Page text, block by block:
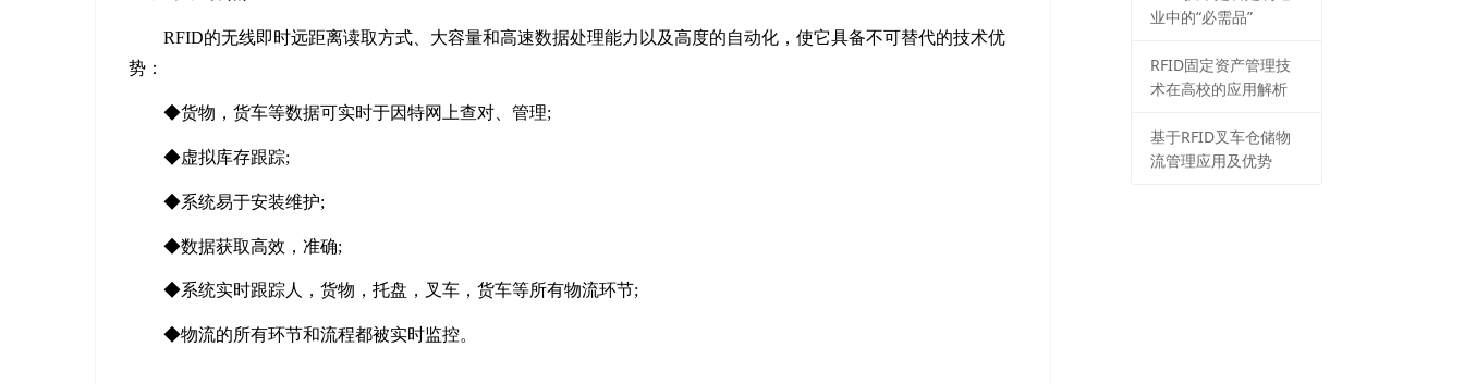
RFID的无线即时远距离读取方式、大容量和高速数据处理能力以及高度的自动化，使它具备不可替代的技术优
势：
◆货物，货车等数据可实时于因特网上查对、管理;
◆虚拟库存跟踪;
◆系统易于安装维护;
◆数据获取高效，准确;
◆系统实时跟踪人，货物，托盘，叉车，货车等所有物流环节;
◆物流的所有环节和流程都被实时监控。
业中的“必需品”
RFID固定资产管理技
术在高校的应用解析
基于RFID叉车仓储物
流管理应用及优势